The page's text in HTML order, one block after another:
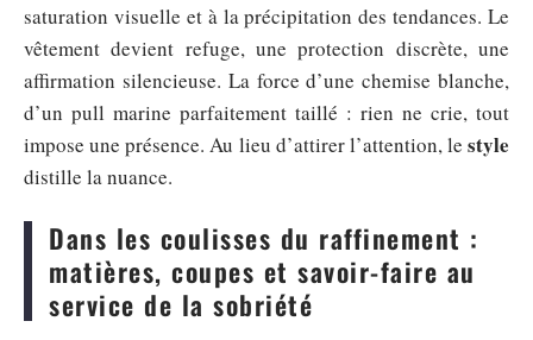
saturation visuelle et à la précipitation des tendances. Le
vêtement devient refuge, une protection discrète, une
affirmation silencieuse. La force d’une chemise blanche,
d’un pull marine parfaitement taillé : rien ne crie, tout
impose une présence. Au lieu d’attirer l’attention, le style
distille la nuance.
Dans les coulisses du raffinement :
matières, coupes et savoir-faire au
service de la sobriété